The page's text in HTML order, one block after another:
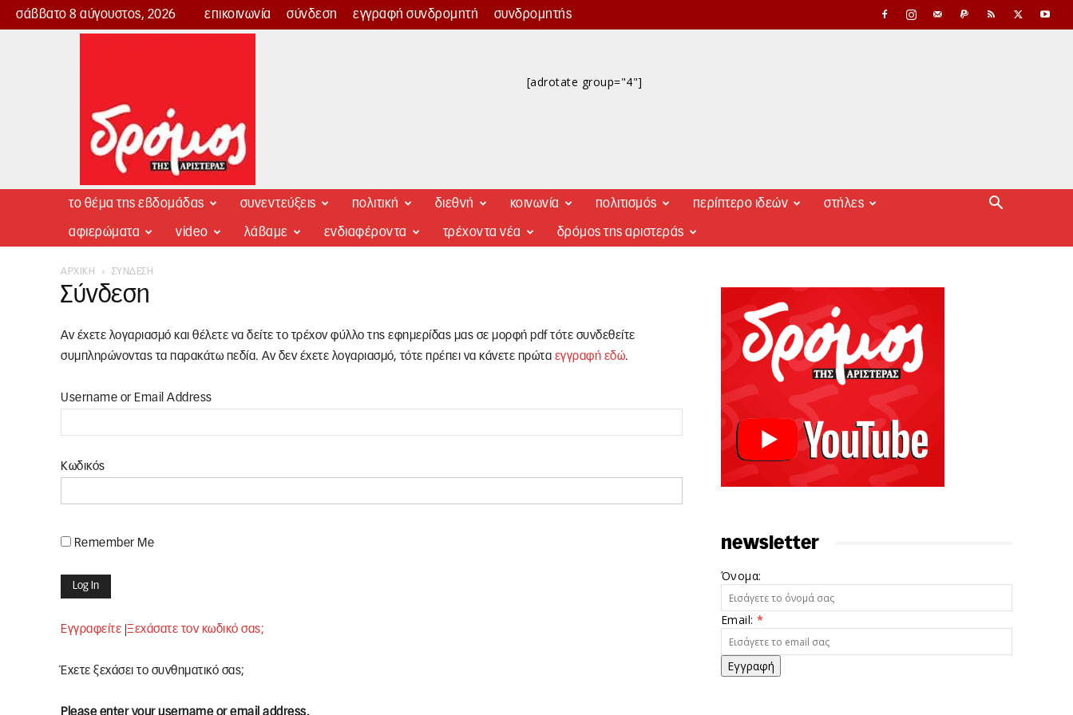
σάββατο 8 αύγουστος, 2026 επικοινωνία σύνδεση εγγραφή συνδρομητή συνδρομητής
Δρόμος
[adrotate group="4"]
το θέμα της εβδομάδας συνεντεύξεις πολιτική διεθνή κοινωνία πολιτισμός περίπτερο ιδεών στήλες
αφιερώματα video λάβαμε ενδιαφέροντα τρέχοντα νέα δρόμος της αριστεράς
ΑΡΧΙΚΉ ΣΎΝΔΕΣΗ
Σύνδεση
Αν έχετε λογαριασμό και θέλετε να δείτε το τρέχον φύλλο της εφημερίδας μας σε μορφή pdf τότε συνδεθείτε
συμπληρώνοντας τα παρακάτω πεδία. Αν δεν έχετε λογαριασμό, τότε πρέπει να κάνετε πρώτα εγγραφή εδώ.
Username or Email Address
Κωδικός
Remember Me
Εγγραφείτε Ξεχάσατε τον κωδικό σας;
Έχετε ξεχάσει το συνθηματικό σας;
Please enter your username or email address.
newsletter
Όνομα:
Email:*
Εγγραφή